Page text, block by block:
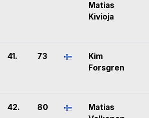
Matias
Kivioja
41. 73
Kim
Forsgren
42. 80
Matias